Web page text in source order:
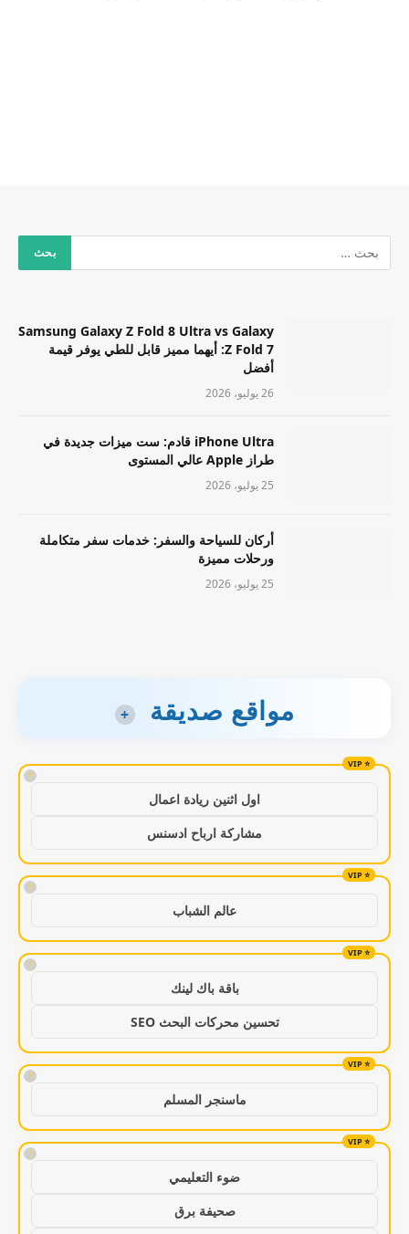
Samsung Galaxy Z Fold 8 Ultra vs Galaxy
Z Fold 7: أيهما مميز قابل للطي يوفر قيمة
أفضل
26 يوليو، 2026
iPhone Ultra قادم: ست ميزات جديدة في
طراز Apple عالي المستوى
25 يوليو، 2026
أركان للسياحة والسفر: خدمات سفر متكاملة
ورحلات مميزة
25 يوليو، 2026
مواقع صديقة +
!
اول اثنين ريادة اعمال
مشاركة ارباح ادسنس
!
عالم الشباب
!
باقة باك لينك
تحسين محركات البحث SEO
!
ماسنجر المسلم
!
ضوء التعليمي
صحيفة برق